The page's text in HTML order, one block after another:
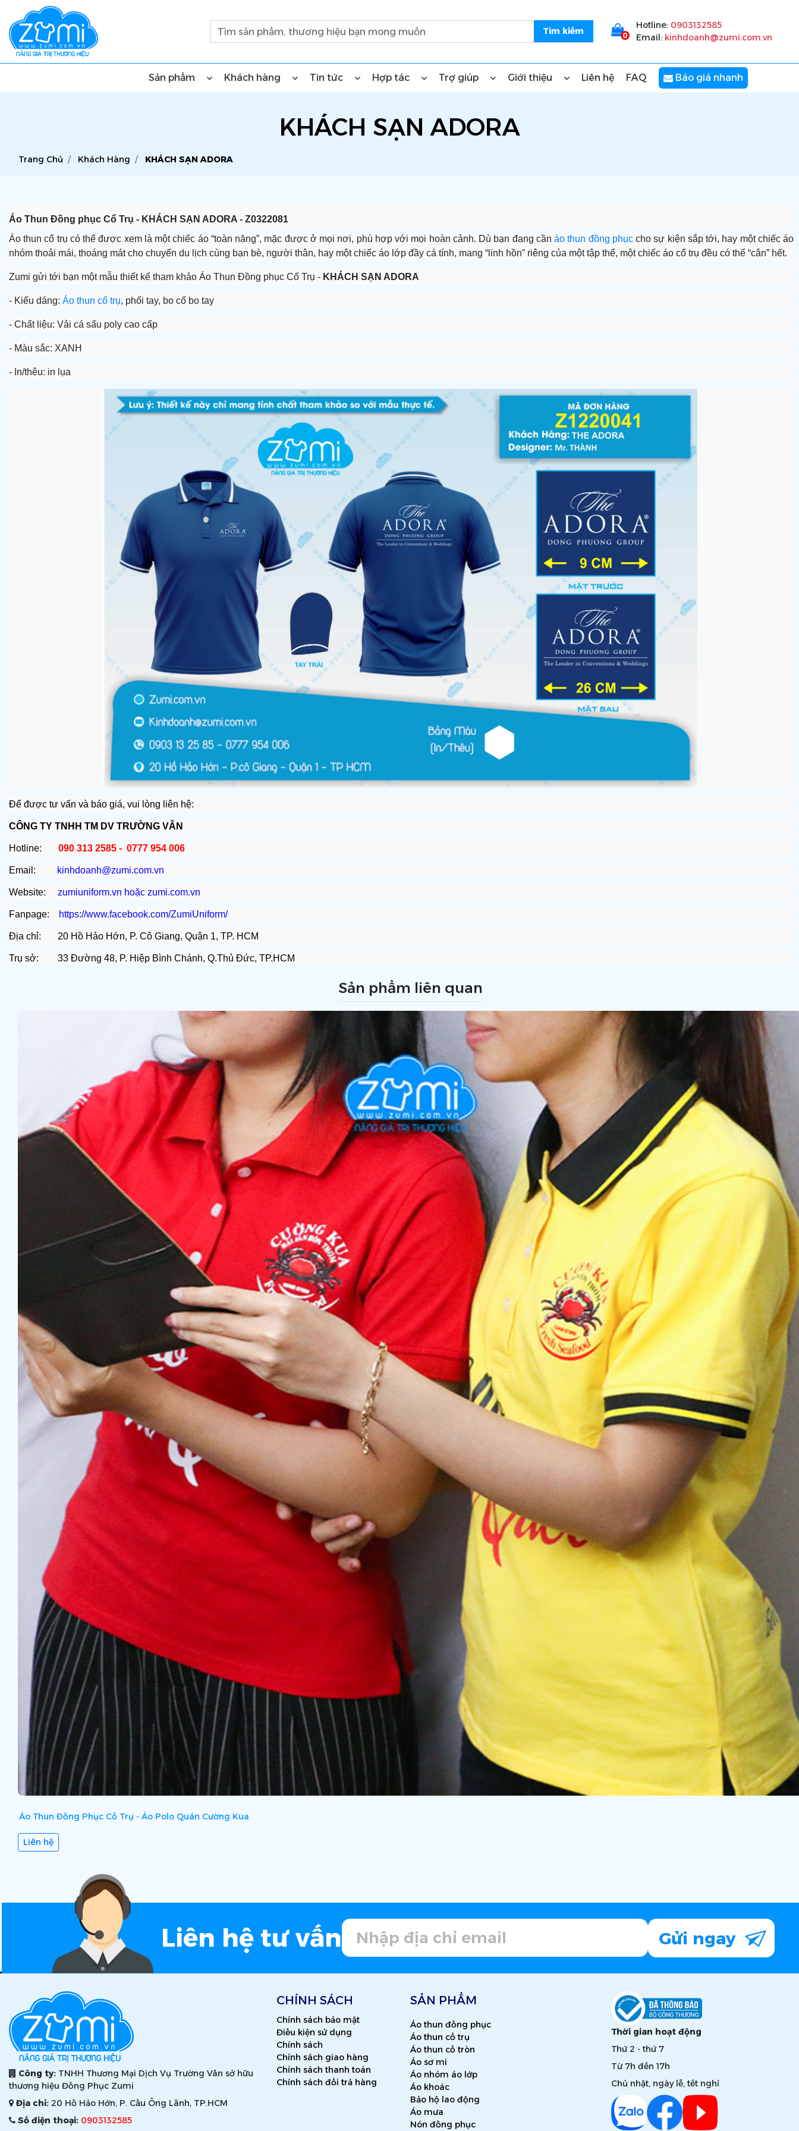
0
Hotline: 0903132585
Email: kinhdoanh@zumi.com.vn
Sản phẩm Khách hàng Tin tức Hợp tác Trợ giúp Giới thiệu Liên hệ FAQ Báo giá nhanh
KHÁCH SẠN ADORA
Trang Chủ Khách Hàng KHÁCH SẠN ADORA
Áo Thun Đồng phục Cổ Trụ - KHÁCH SẠN ADORA - Z0322081
Áo thun cổ trụ có thể được xem là một chiếc áo “toàn năng”, mặc được ở mọi nơi, phù hợp với mọi hoàn cảnh. Dù bạn đang cầnáo thun đồng phụccho sự kiện sắp tới, hay một chiếc áo
nhóm thoải mái, thoáng mát cho chuyến du lịch cùng bạn bè, người thân, hay một chiếc áo lớp đầy cá tính, mang “linh hồn” riêng của một tập thể, một chiếc áo cổ trụ đều có thể “cân” hết.
Zumi gửi tới bạn một mẫu thiết kế tham khảo Áo Thun Đồng phục Cổ Trụ - KHÁCH SẠN ADORA
- Kiểu dáng: Áo thun cổ trụ, phối tay, bo cổ bo tay
- Chất liệu: Vải cá sấu poly cao cấp
- Màu sắc: XANH
- In/thêu: in lụa
Để được tư vấn và báo giá, vui lòng liên hệ:
CÔNG TY TNHH TM DV TRƯỜNG VÂN
Hotline: 090 313 2585 - 0777 954 006
Email: kinhdoanh@zumi.com.vn
Website: zumiuniform.vn hoặc zumi.com.vn
Fanpage: https://www.facebook.com/ZumiUniform/
Địa chỉ: 20 Hồ Hảo Hớn, P. Cô Giang, Quận 1, TP. HCM
Trụ sở: 33 Đường 48, P. Hiệp Bình Chánh, Q.Thủ Đức, TP.HCM
Sản phẩm liên quan
Áo Thun Đồng Phục Cổ Trụ - Áo Polo Quán Cường Kua
Liên hệ
Liên hệ tư vấn Gửi ngay
Công ty: TNHH Thương Mại Dịch Vụ Trường Vân sở hữu
thương hiệu Đồng Phục Zumi
Địa chỉ: 20 Hồ Hảo Hớn, P. Cầu Ông Lãnh, TP.HCM
Số điện thoại: 0903132585
CHÍNH SÁCH
Chính sách bảo mật
Điều kiện sử dụng
Chính sách
Chính sách giao hàng
Chính sách thanh toán
Chính sách đổi trả hàng
SẢN PHẨM
Áo thun đồng phục
Áo thun cổ trụ
Áo thun cổ tròn
Áo sơ mi
Áo nhóm áo lớp
Áo khoác
Bảo hộ lao động
Áo mưa
Nón đồng phục
Thời gian hoạt động
Thứ 2 - thứ 7
Từ 7h đến 17h
Chủ nhật, ngày lễ, tết nghỉ